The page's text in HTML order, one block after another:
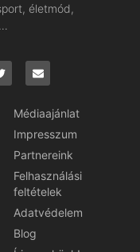
életmód,
Médiaajánlat
Impresszum
Partnereink
Felhasználási
feltételek
Adatvédelem
Blog